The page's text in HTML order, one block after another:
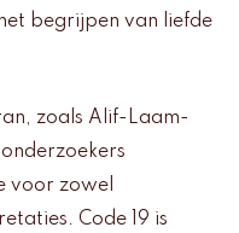
begrijpen van liefde
zoals Alif-Laam-
voor zowel
Code 19 is